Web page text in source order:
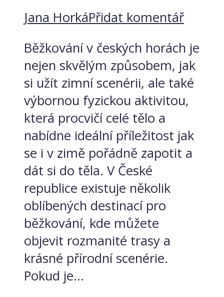
Jana HorkáPřidat komentář
Běžkování v českých horách je
nejen skvělým způsobem, jak
si užít zimní scenérii, ale také
výbornou fyzickou aktivitou,
která procvičí celé tělo a
nabídne ideální příležitost jak
se i v zimě pořádně zapotit a
dát si do těla. V České
republice existuje několik
oblíbených destinací pro
běžkování, kde můžete
objevit rozmanité trasy a
krásné přírodní scenérie.
Pokud je...